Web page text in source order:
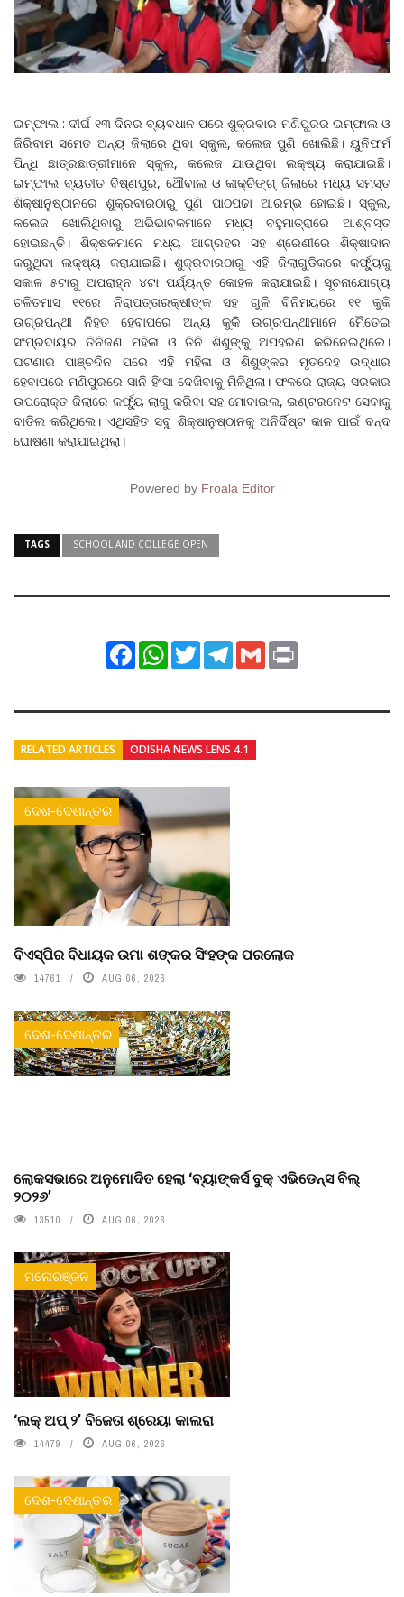
ଇମ୍ଫାଲ : ଦୀର୍ଘ ୧୩ ଦିନର ବ୍ୟବଧାନ ପରେ ଶୁକ୍ରବାର ମଣିପୁରର ଇମ୍ଫାଲ ଓ
ଜିରିବାମ ସମେତ ଅନ୍ୟ ଜିଲାରେ ଥିବା ସ୍କୁଲ, କଲେଜ ପୁଣି ଖୋଲିଛି। ୟୁନିଫର୍ମ
ପିନ୍ଧି ଛାତ୍ରଛାତ୍ରୀମାନେ ସ୍କୁଲ, କଲେଜ ଯାଉଥିବା ଲକ୍ଷ୍ୟ କରାଯାଇଛି।
ଇମ୍ଫାଲ ବ୍ୟତୀତ ବିଷ୍ଣପୁର, ଥୌବାଲ ଓ କାକ୍‌ଚିଙ୍ଗ୍‌ ଜିଲାରେ ମଧ୍ୟ ସମସ୍ତ
ଶିକ୍ଷାନୁଷ୍ଠାନରେ ଶୁକ୍ରବାରଠାରୁ ପୁଣି ପାଠପଢା ଆରମ୍ଭ ହୋଇଛି। ସ୍କୁଲ,
କଲେଜ ଖୋଲିଥିବାରୁ ଅଭିଭାବକମାନେ ମଧ୍ୟ ବହୁମାତ୍ରାରେ ଆଶ୍ବସ୍ତ
ହୋଇଛନ୍ତି। ଶିକ୍ଷକମାନେ ମଧ୍ୟ ଆଗ୍ରହର ସହ ଶ୍ରେଣୀରେ ଶିକ୍ଷାଦାନ
କରୁଥିବା ଲକ୍ଷ୍ୟ କରାଯାଇଛି। ଶୁକ୍ରବାରଠାରୁ ଏହି ଜିଲାଗୁଡିକରେ କର୍ଫ୍ୟୁକୁ
ସକାଳ ୫ଟାରୁ ଅପରାହ୍ନ ୪ଟା ପର୍ଯ୍ୟନ୍ତ କୋହଳ କରାଯାଇଛି। ସୂଚନାଯୋଗ୍ୟ
ଚଳିତମାସ ୧୧ରେ ନିରାପତ୍ତାରକ୍ଷୀଙ୍କ ସହ ଗୁଳି ବିନିମୟରେ ୧୧ କୁକି
ଉଗ୍ରପନ୍ଥୀ ନିହତ ହେବାପରେ ଅନ୍ୟ କୁକି ଉଗ୍ରପନ୍ଥୀମାନେ ମୈତେଇ
ସଂପ୍ରଦାୟର ତିନିଜଣ ମହିଳା ଓ ତିନି ଶିଶୁଙ୍କୁ ଅପହରଣ କରିନେଇଥିଲେ।
ଘଟଣାର ପାଞ୍ଚଦିନ ପରେ ଏହି ମହିଳା ଓ ଶିଶୁଙ୍କର ମୃତଦେହ ଉଦ୍ଧାର
ହେବାପରେ ମଣିପୁରରେ ସାନି ହିଂସା ଦେଖିବାକୁ ମିଳିଥିଲା। ଫଳରେ ରାଜ୍ୟ ସରକାର
ଉପରୋକ୍ତ ଜିଲାରେ କର୍ଫ୍ୟୁ ଲାଗୁ କରିବା ସହ ମୋବାଇଲ, ଇଣ୍ଟରନେଟ ସେବାକୁ
ବାତିଲ କରିଥିଲେ। ଏଥିସହିତ ସବୁ ଶିକ୍ଷାନୁଷ୍ଠାନକୁ ଅନିର୍ଦିଷ୍ଟ କାଳ ପାଇଁ ବନ୍ଦ
ଘୋଷଣା କରାଯାଇଥିଲା।
Powered by Froala Editor
TAGS SCHOOL AND COLLEGE OPEN
FacebookWhatsApp
TwitterTelegram
Gmail
RELATED ARTICLES ODISHA NEWS LENS 4.1
ଦେଶ-ଦେଶାନ୍ତର
ବିଏସ୍‌ପିର ବିଧାୟକ ଉମା ଶଙ୍କର ସିଂହଙ୍କ ପରଲୋକ
14761 AUG 06, 2026
ଦେଶ-ଦେଶାନ୍ତର
ଲୋକସଭାରେ ଅନୁମୋଦିତ ହେଲା ‘ବ୍ୟାଙ୍କର୍ସ ବୁକ୍ ଏଭିଡେନ୍ସ ବିଲ୍
୨୦୨୬’
13510 AUG 06, 2026
ମନୋରଞ୍ଜନ
‘ଲକ୍ ଅପ୍ ୨’ ବିଜେତା ଶ୍ରେୟା କାଲରା
14479 AUG 06, 2026
ଦେଶ-ଦେଶାନ୍ତର